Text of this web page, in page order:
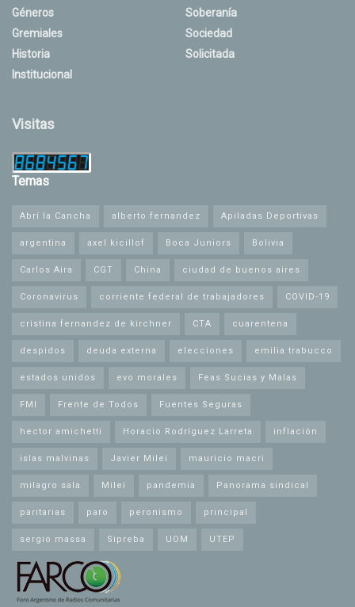
Géneros
Gremiales
Historia
Institucional
Soberanía
Sociedad
Solicitada
Visitas
Temas
Abrí la Cancha alberto fernandez Apiladas Deportivas
argentina axel kicillof Boca Juniors Bolivia
Carlos Aira CGT China ciudad de buenos aires
Coronavirus corriente federal de trabajadores COVID-19
cristina fernandez de kirchner CTA cuarentena
despidos deuda externa elecciones emilia trabucco
estados unidos evo morales Feas Sucias y Malas
FMI Frente de Todos Fuentes Seguras
hector amichetti Horacio Rodríguez Larreta inflación
islas malvinas Javier Milei mauricio macri
milagro sala Milei pandemia Panorama sindical
paritarias paro peronismo principal
sergio massa Sipreba UOM UTEP